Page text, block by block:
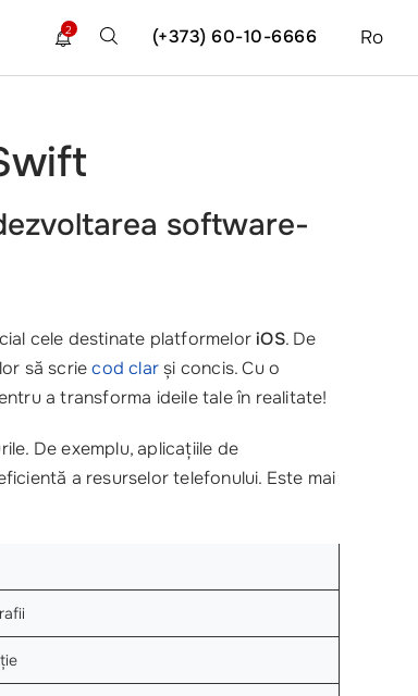
Ro
(+373) 60-10-6666
2
software-
cele destinate platformeloriOS. De
să scriecod clarși concis. Cu o
a transforma ideile tale în realitate!
De exemplu, aplicațiile de
a resurselor telefonului. Este mai